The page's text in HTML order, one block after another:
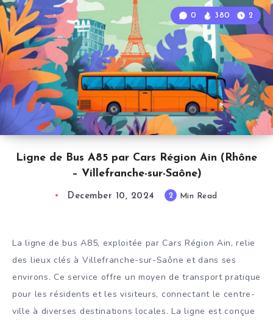
Ligne de Bus A85 par Cars Région Ain (Rhône
– Villefranche-sur-Saône)
0 380 2
December 10, 2024 2 Min Read
La ligne de bus A85, exploitée par Cars Région Ain, relie
des lieux clés à Villefranche-sur-Saône et dans ses
environs. Ce service offre un moyen de transport pratique
pour les résidents et les visiteurs, connectant le centre-
ville à diverses destinations locales. La ligne est conçue